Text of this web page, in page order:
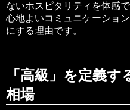
ないホスピタリティを体感
心地よいコミュニケーショ
にする理由です。
「高級」を定義
相場